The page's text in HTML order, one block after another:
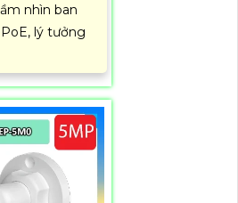
nhìn ban
lý tưởng